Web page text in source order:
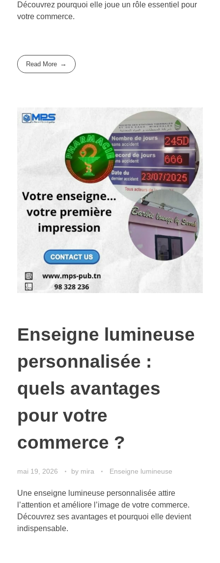
Découvrez pourquoi elle joue un rôle essentiel pour
votre commerce.
Read More
Enseigne lumineuse
personnalisée :
quels avantages
pour votre
commerce ?
mai 19, 2026 by mira Enseigne lumineuse
Une enseigne lumineuse personnalisée attire
l’attention et améliore l’image de votre commerce.
Découvrez ses avantages et pourquoi elle devient
indispensable.